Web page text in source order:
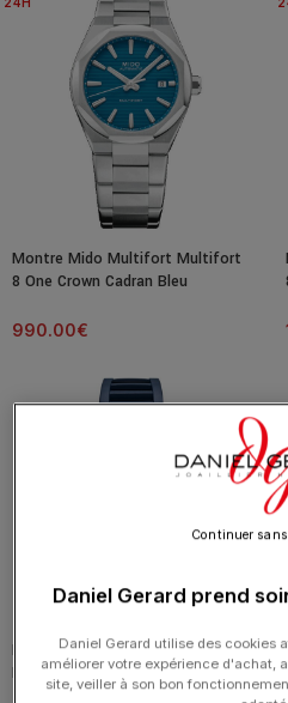
Montre Mido Multifort Multifort
8 One Crown Cadran Bleu
990.00€
Montre Depancel Série R01 DAMS
Lucas Oil – Édition limitée
Daniel Gerard prend
Daniel Gerard utilise des cookies
améliorer votre expérience d'achat,
site, veiller à son bon
Continuer